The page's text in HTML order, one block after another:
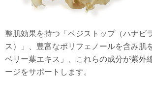
整肌効果を持つ「ベジストップ（ハナビ
ス）」、豊富なポリフェノールを含み肌
ベリー葉エキス」、これらの成分が紫外
ージをサポートします。